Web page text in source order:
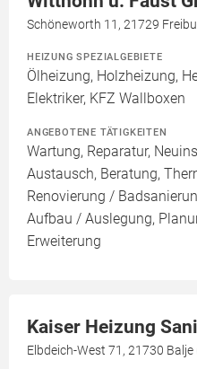
Schöneworth 11, 21729
HEIZUNG SPEZIALGEBIETE
Ölheizung, Holzheizung,
Elektriker, KFZ Wallboxen
ANGEBOTENE TÄTIGKEITEN
Wartung, Reparatur,
Austausch, Beratung,
Renovierung /
Aufbau / Auslegung,
Erweiterung
Kaiser Heizung
Elbdeich-West 71, 21730